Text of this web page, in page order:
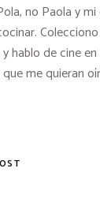
no Paola y
hablo de cine
me quieran